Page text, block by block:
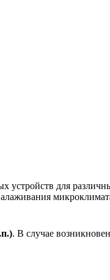
устройств для
п.). В случае